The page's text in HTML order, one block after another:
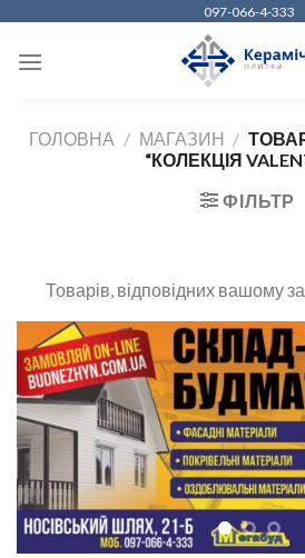
content
097-066-4-333
ГОЛОВНА / МАГАЗИН /
“КОЛЕКЦІЯ
ФІЛЬТР
Товарів, відповідних вашому